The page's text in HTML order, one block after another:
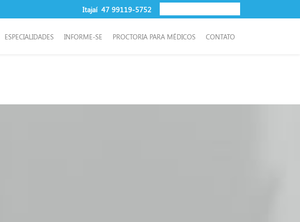
ESPECIALIDADES INFORME-SE PROCTORIA PARA MÉDICOS CONTATO
Itajaí 47 99119-5752